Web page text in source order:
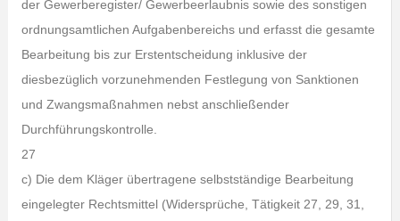
der Gewerberegister/ Gewerbeerlaubnis sowie des sonstigen
ordnungsamtlichen Aufgabenbereichs und erfasst die gesamte
Bearbeitung bis zur Erstentscheidung inklusive der
diesbezüglich vorzunehmenden Festlegung von Sanktionen
und Zwangsmaßnahmen nebst anschließender
Durchführungskontrolle.
27
c) Die dem Kläger übertragene selbstständige Bearbeitung
eingelegter Rechtsmittel (Widersprüche, Tätigkeit 27, 29, 31,